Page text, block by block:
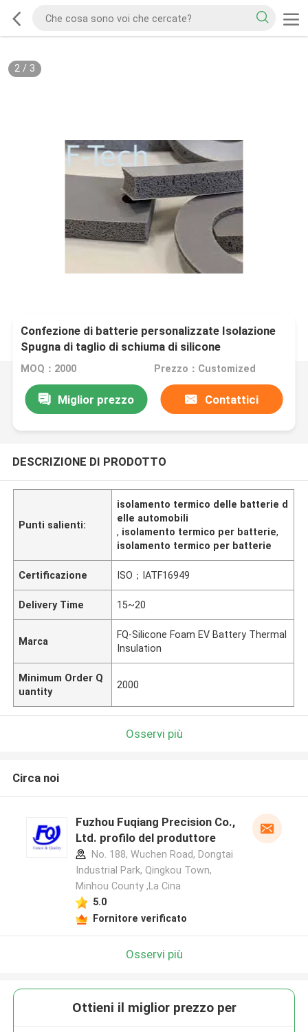
2/ 3
Confezione di batterie personalizzate Isolazione
Spugna di taglio di schiuma di silicone
MOQ：2000 Prezzo：Customized
Miglior prezzo Contattici
DESCRIZIONE DI PRODOTTO
Punti salienti:
isolamento termico delle batterie d
elle automobili
, isolamento termico per batterie,
isolamento termico per batterie
Certificazione ISO；IATF16949
Delivery Time 15~20
Marca
FQ-Silicone Foam EV Battery Thermal
Insulation
Minimum Order Q
uantity
2000
Osservi più
Circa noi
Fuzhou Fuqiang Precision Co.,
Ltd. profilo del produttore
No. 188, Wuchen Road, Dongtai
Industrial Park, Qingkou Town,
Minhou County ,La Cina
5.0
Fornitore verificato
Osservi più
Ottieni il miglior prezzo per